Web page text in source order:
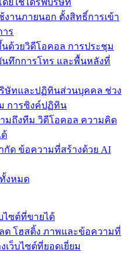
ดยใช้ไดรฟ์บริษัท
งานภายนอก ตั้งสิทธิ์การเข้า
าร
ด้วยวิดีโอคอล การประชุม
ทึกการโทร และพื้นหลังที่
ษัทและปฏิทินส่วนบุคคล ช่วง
การซิงค์ปฏิทิน
มถึงทีม วิดีโอคอล ความคิด
ด้
กัด ข้อความที่สร้างด้วย AI
งหมด
ไซต์ที่ขายได้
ลต โฮสติ้ง ภาพและข้อความที่
เว็บไซต์ที่ยอดเยี่ยม